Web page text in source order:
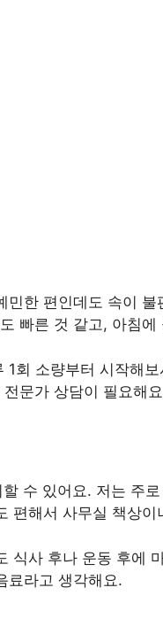
한 편인데도 속이
빠른 것 같고, 아침
회 소량부터 시작해
문가 상담이 필요해
수 있어요. 저는 주
해서 사무실 책상
사 후나 운동 후에
료라고 생각해요.